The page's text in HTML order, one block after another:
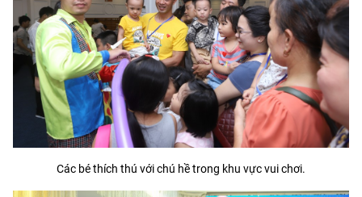
Các bé thích thú với chú hề trong khu vực vui chơi.